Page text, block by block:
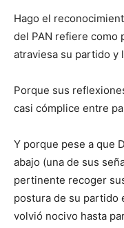
Hago el
del PAN refiere como
atraviesa su partido y
Porque sus
casi cómplice entre
Y porque pese a que
abajo (una de sus
pertinente recoger
postura de su partido
volvió nocivo hasta